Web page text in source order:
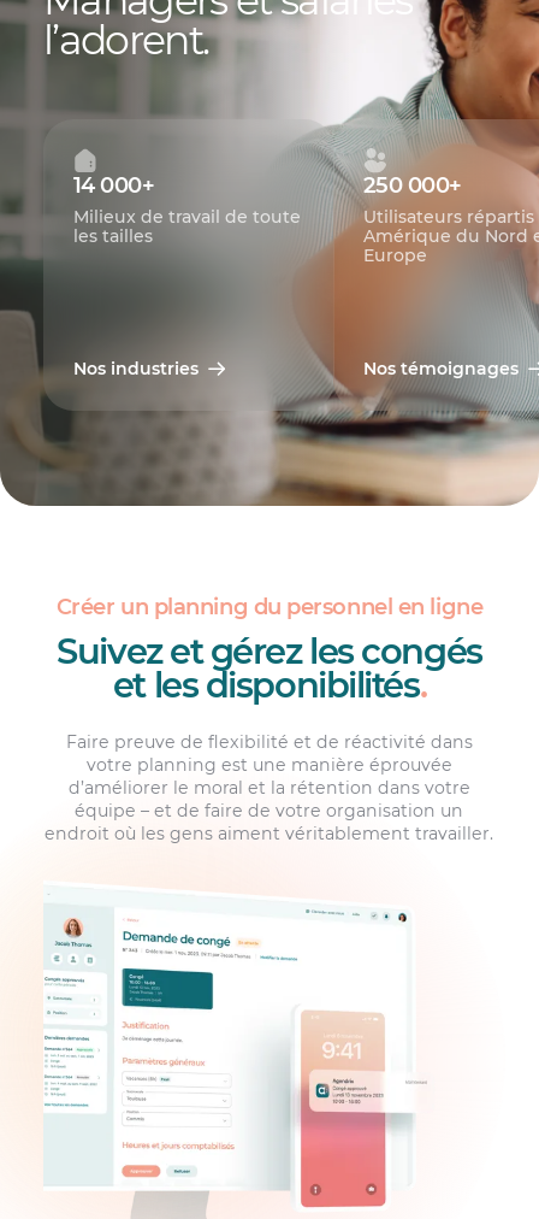
l’adorent.
14 000+
Milieux de travail de toute
les tailles
Nos industries
250 000+
Utilisateurs répartis
Amérique du Nord
Europe
Nos témoignages
Créer un planning du personnel en ligne
Suivez et gérez les congés
et les disponibilités.
Faire preuve de flexibilité et de réactivité dans
votre planning est une manière éprouvée
d’améliorer le moral et la rétention dans votre
équipe – et de faire de votre organisation un
endroit où les gens aiment véritablement travailler.